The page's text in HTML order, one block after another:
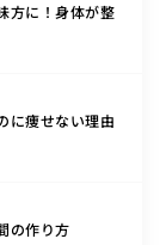
方に！身体が整
に痩せない理由
の作り方